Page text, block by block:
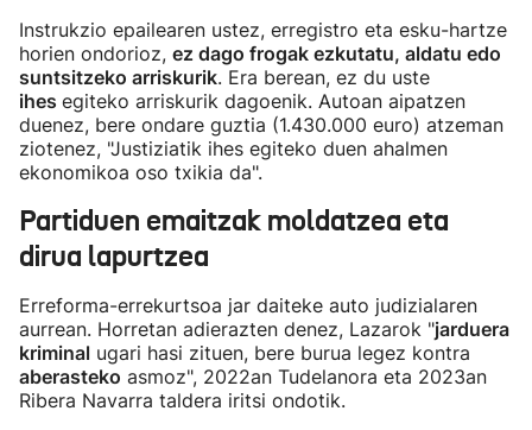
Instrukzio epailearen ustez, erregistro eta esku-hartze
horien ondorioz, ez dago frogak ezkutatu, aldatu edo
suntsitzeko arriskurik. Era berean, ez du uste
ihes egiteko arriskurik dagoenik. Autoan aipatzen
duenez, bere ondare guztia (1.430.000 euro) atzeman
ziotenez, "Justiziatik ihes egiteko duen ahalmen
ekonomikoa oso txikia da".
Partiduen emaitzak moldatzea eta
dirua lapurtzea
Erreforma-errekurtsoa jar daiteke auto judizialaren
aurrean. Horretan adierazten denez, Lazarok "jarduera
kriminal ugari hasi zituen, bere burua legez kontra
aberasteko asmoz", 2022an Tudelanora eta 2023an
Ribera Navarra taldera iritsi ondotik.